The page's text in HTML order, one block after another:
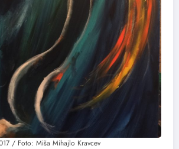
/ Foto: Miša Mihajlo Kravcev